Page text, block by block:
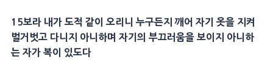
15보라 내가 도적 같이 오리니 누구든지 깨어 자기 옷을 지켜
벌거벗고 다니지 아니하며 자기의 부끄러움을 보이지 아니하
는 자가 복이 있도다